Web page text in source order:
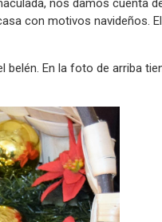
nos damos cuenta
con motivos navideños.
En la foto de arriba